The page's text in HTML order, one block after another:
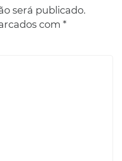
será publicado.
com *